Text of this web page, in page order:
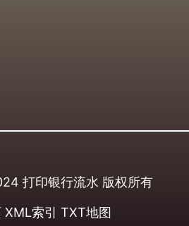
打印银行流水 版权所有
XML索引 TXT地图